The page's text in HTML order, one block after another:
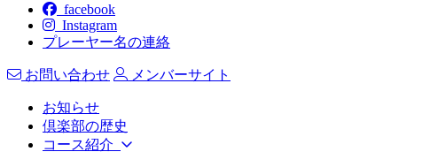
facebook
Instagram
プレーヤー名の連絡
お問い合わせ メンバーサイト
お知らせ
倶楽部の歴史
コース紹介